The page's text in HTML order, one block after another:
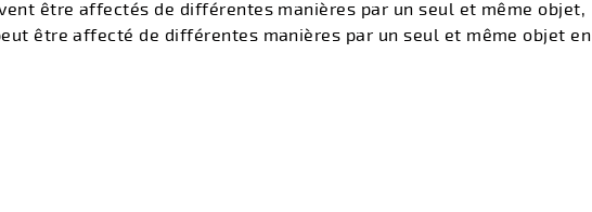
être affectés de différentes manières par un seul et même objet,
être affecté de différentes manières par un seul et même objet en